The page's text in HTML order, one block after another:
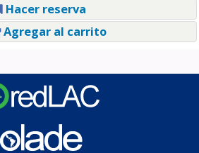
Hacer reserva
Agregar al carrito